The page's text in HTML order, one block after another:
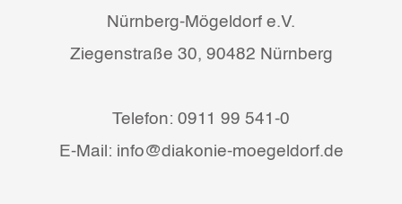
Nürnberg-Mögeldorf e.V.
Ziegenstraße 30, 90482 Nürnberg
Telefon: 0911 99 541-0
E-Mail: info@diakonie-moegeldorf.de